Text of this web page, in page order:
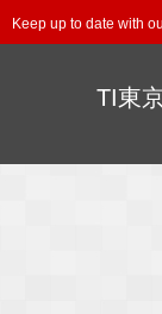
Keep up to date with
TI東